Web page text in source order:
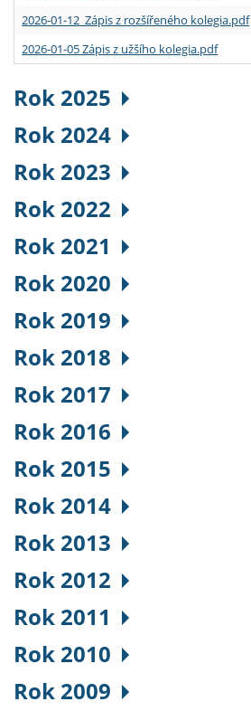
2026-01-12 Zápis z rozšířeného kolegia.pdf
2026-01-05 Zápis z užšího kolegia.pdf
Rok 2025
Rok 2024
Rok 2023
Rok 2022
Rok 2021
Rok 2020
Rok 2019
Rok 2018
Rok 2017
Rok 2016
Rok 2015
Rok 2014
Rok 2013
Rok 2012
Rok 2011
Rok 2010
Rok 2009